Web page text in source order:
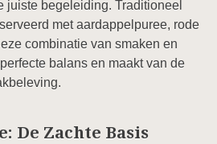
juiste begeleiding. Traditioneel
met aardappelpuree, rode
combinatie van smaken en
balans en maakt van de
De Zachte Basis